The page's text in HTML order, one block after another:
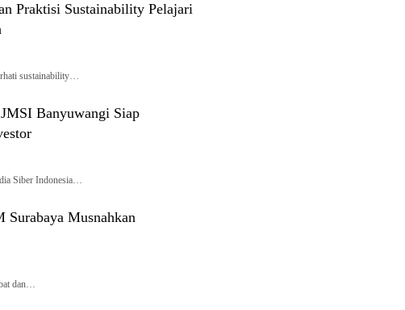
Praktisi Sustainability Pelajari
sustainability…
Banyuwangi Siap
Siber Indonesia…
Surabaya Musnahkan
dan…